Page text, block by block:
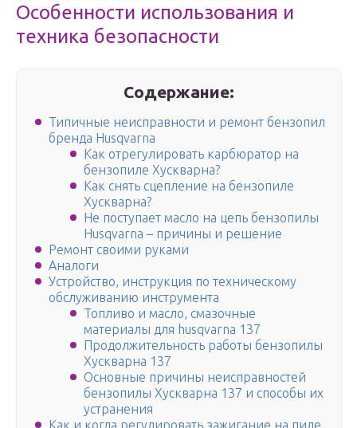
Особенности использования и
техника безопасности
Содержание:
Типичные неисправности и ремонт бензопил
бренда Husqvarna
Как отрегулировать карбюратор на
бензопиле Хускварна?
Как снять сцепление на бензопиле
Хускварна?
Не поступает масло на цепь бензопилы
Husqvarna – причины и решение
Ремонт своими руками
Аналоги
Устройство, инструкция по техническому
обслуживанию инструмента
Топливо и масло, смазочные
материалы для husqvarna 137
Продолжительность работы бензопилы
Хускварна 137
Основные причины неисправностей
бензопилы Хускварна 137 и способы их
устранения
Как и когда регулировать зажигание на пиле